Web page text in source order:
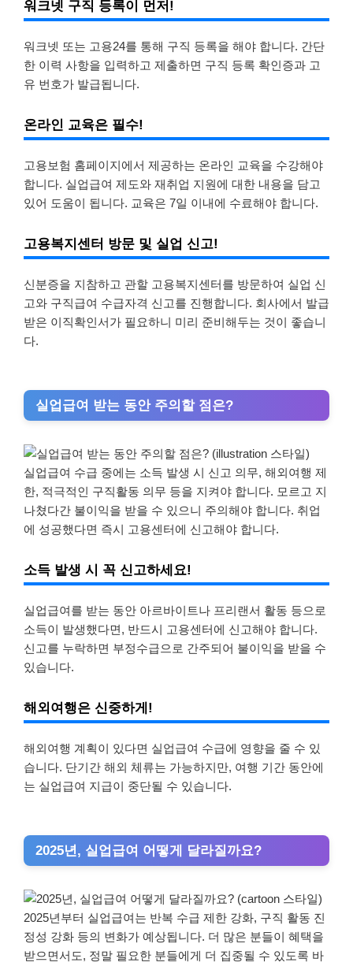
워크넷 구직 등록이 먼저!
워크넷 또는 고용24를 통해 구직 등록을 해야 합니다. 간단
한 이력 사항을 입력하고 제출하면 구직 등록 확인증과 고
유 번호가 발급됩니다.
온라인 교육은 필수!
고용보험 홈페이지에서 제공하는 온라인 교육을 수강해야
합니다. 실업급여 제도와 재취업 지원에 대한 내용을 담고
있어 도움이 됩니다. 교육은 7일 이내에 수료해야 합니다.
고용복지센터 방문 및 실업 신고!
신분증을 지참하고 관할 고용복지센터를 방문하여 실업 신
고와 구직급여 수급자격 신고를 진행합니다. 회사에서 발급
받은 이직확인서가 필요하니 미리 준비해두는 것이 좋습니
다.
실업급여 받는 동안 주의할 점은?
실업급여 수급 중에는 소득 발생 시 신고 의무, 해외여행 제
한, 적극적인 구직활동 의무 등을 지켜야 합니다. 모르고 지
나쳤다간 불이익을 받을 수 있으니 주의해야 합니다. 취업
에 성공했다면 즉시 고용센터에 신고해야 합니다.
소득 발생 시 꼭 신고하세요!
실업급여를 받는 동안 아르바이트나 프리랜서 활동 등으로
소득이 발생했다면, 반드시 고용센터에 신고해야 합니다.
신고를 누락하면 부정수급으로 간주되어 불이익을 받을 수
있습니다.
해외여행은 신중하게!
해외여행 계획이 있다면 실업급여 수급에 영향을 줄 수 있
습니다. 단기간 해외 체류는 가능하지만, 여행 기간 동안에
는 실업급여 지급이 중단될 수 있습니다.
2025년, 실업급여 어떻게 달라질까요?
2025년부터 실업급여는 반복 수급 제한 강화, 구직 활동 진
정성 강화 등의 변화가 예상됩니다. 더 많은 분들이 혜택을
받으면서도, 정말 필요한 분들에게 더 집중될 수 있도록 바